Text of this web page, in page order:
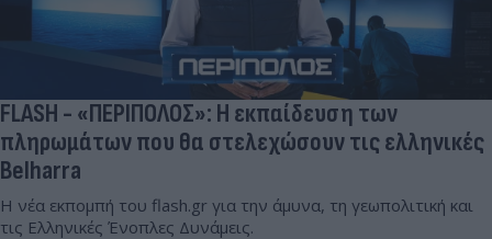
FLASH - «ΠΕΡΙΠΟΛΟΣ»: Η εκπαίδευση των
πληρωμάτων που θα στελεχώσουν τις ελληνικές
Belharra
Η νέα εκπομπή του flash.gr για την άμυνα, τη γεωπολιτική και
τις Ελληνικές Ένοπλες Δυνάμεις.